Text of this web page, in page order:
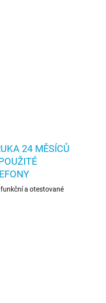
24 MĚSÍCŮ
funkční a otestované